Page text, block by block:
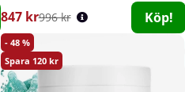
847 kr996 kr Köp!
48
120